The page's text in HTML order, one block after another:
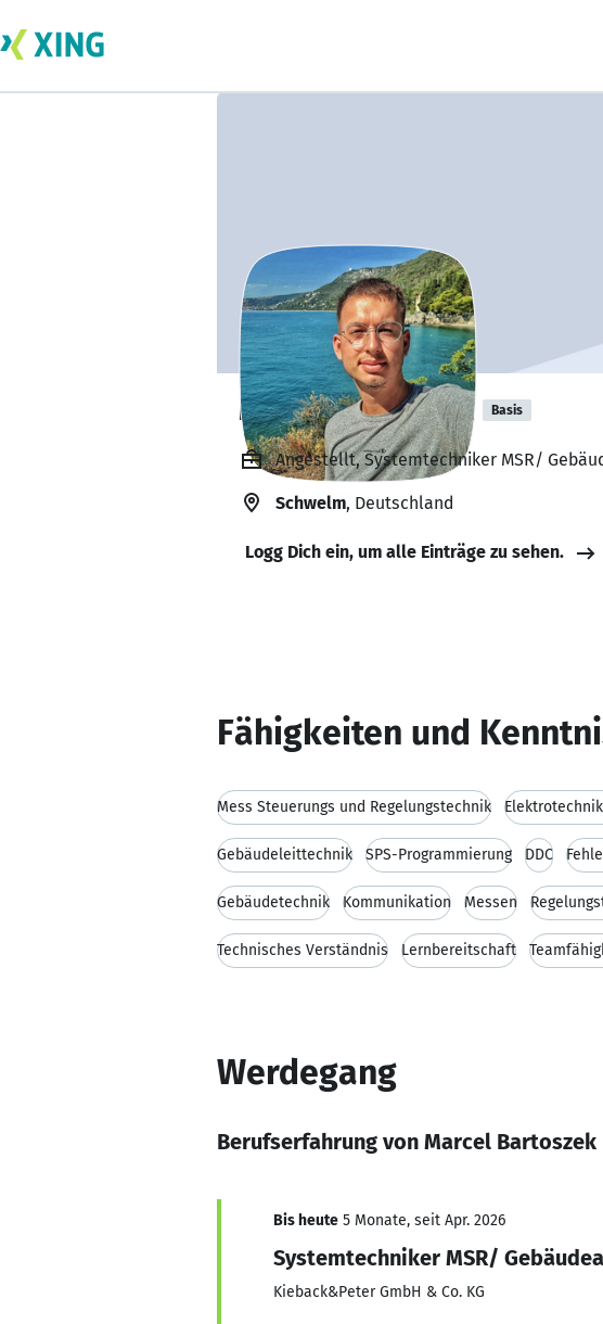
Marcel Bartoszek Basis
Angestellt, Systemtechniker MSR/
Schwelm, Deutschland
Logg Dich ein, um alle Einträge zu sehen.
Fähigkeiten und
Mess Steuerungs und Regelungstechnik
Gebäudeleittechnik SPS-Programmierung DDC
Gebäudetechnik Kommunikation Messen
Technisches Verständnis Lernbereitschaft
Werdegang
Berufserfahrung von Marcel Bartoszek
Bis heute 5 Monate, seit Apr. 2026
Systemtechniker MSR/
Kieback&Peter GmbH & Co. KG